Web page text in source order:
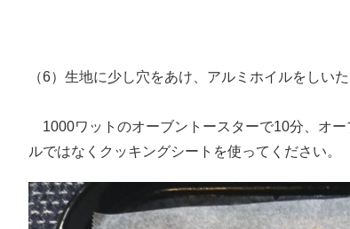
（6）生地に少し穴をあけ、アルミホイルをしい
1000ワットのオーブントースターで10分、オ
ルではなくクッキングシートを使ってください。